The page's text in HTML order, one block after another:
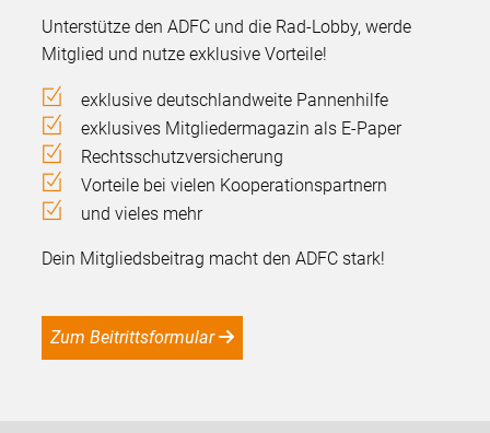
Unterstütze den ADFC und die Rad-Lobby, werde
Mitglied und nutze exklusive Vorteile!
exklusive deutschlandweite Pannenhilfe
exklusives Mitgliedermagazin als E-Paper
Rechtsschutzversicherung
Vorteile bei vielen Kooperationspartnern
und vieles mehr
Dein Mitgliedsbeitrag macht den ADFC stark!
Zum Beitrittsformular